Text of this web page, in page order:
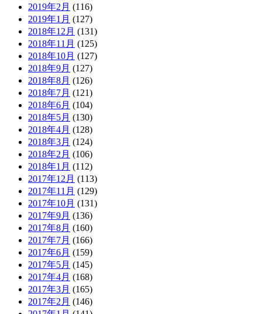
2019年2月 (116)
2019年1月 (127)
2018年12月 (131)
2018年11月 (125)
2018年10月 (127)
2018年9月 (127)
2018年8月 (126)
2018年7月 (121)
2018年6月 (104)
2018年5月 (130)
2018年4月 (128)
2018年3月 (124)
2018年2月 (106)
2018年1月 (112)
2017年12月 (113)
2017年11月 (129)
2017年10月 (131)
2017年9月 (136)
2017年8月 (160)
2017年7月 (166)
2017年6月 (159)
2017年5月 (145)
2017年4月 (168)
2017年3月 (165)
2017年2月 (146)